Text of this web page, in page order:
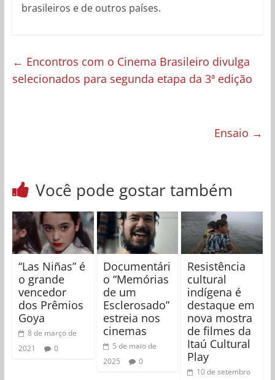
brasileiros e de outros países.
← Encontros com o Cinema Brasileiro divulga
selecionados para segunda etapa da 3ª edição
Ensaio →
Você pode gostar também
“Las Niñas” é
o grande
vencedor
dos Prêmios
Goya
8 de março de
2021
0
Documentári
o “Memórias
de um
Esclerosado”
estreia nos
cinemas
5 de maio de
2025
0
Resistência
cultural
indígena é
destaque em
nova mostra
de filmes da
Itaú Cultural
Play
10 de setembro